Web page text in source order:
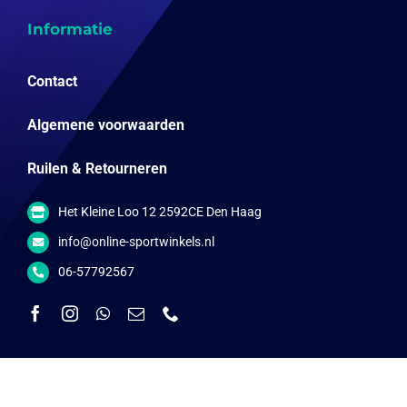
Informatie
Contact
Algemene voorwaarden
Ruilen & Retourneren
Het Kleine Loo 12 2592CE Den Haag
info@online-sportwinkels.nl
06-57792567